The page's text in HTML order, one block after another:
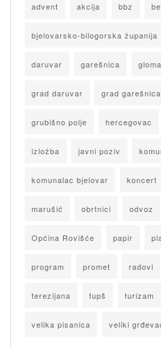
advent akcija bbz
bjelovarsko-bilogorska županija
daruvar garešnica
grad daruvar grad garešnica
grubišno polje hercegovac
izložba javni poziv
komunalac bjelovar koncert
marušić obrtnici odvoz
Općina Rovišće papir
program promet radovi
terezijana tupš turizam
velika pisanica veliki